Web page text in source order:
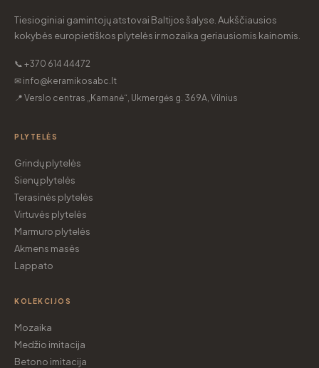
Tiesioginiai gamintojų atstovai Baltijos šalyse. Aukščiausios
kokybės europietiškos plytelės ir mozaika geriausiomis kainomis.
📞 +370 614 44472
✉ info@keramikosabc.lt
📍 Verslo centras „Kamanė“, Ukmergės g. 369A, Vilnius
PLYTELĖS
Grindų plytelės
Sienų plytelės
Terasinės plytelės
Virtuvės plytelės
Marmuro plytelės
Akmens masės
Lappato
KOLEKCIJOS
Mozaika
Medžio imitacija
Betono imitacija